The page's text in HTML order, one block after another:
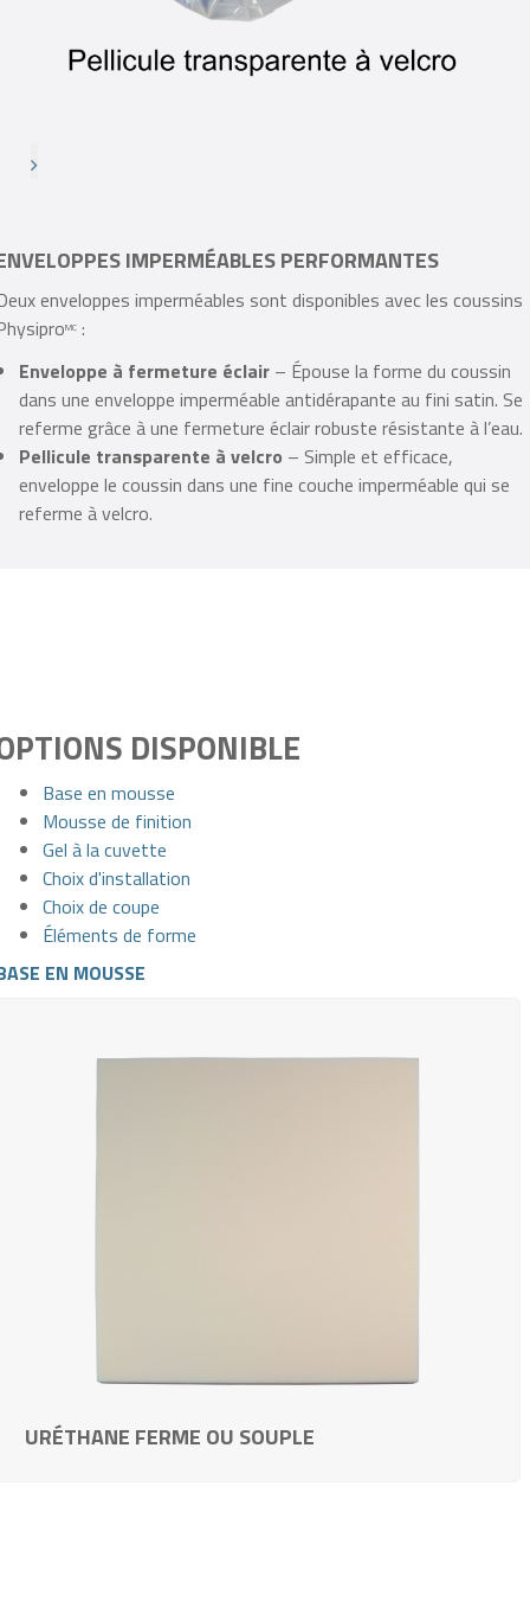
IMPERMÉABLES PERFORMANTES
enveloppes imperméables sont disponibles avec les coussins
Enveloppe à fermeture éclair – Épouse la forme du coussin
dans une enveloppe imperméable antidérapante au fini satin. Se
referme grâce à une fermeture éclair robuste résistante à l’eau.
Pellicule transparente à velcro
– Simple et efficace,
enveloppe le coussin dans une fine couche imperméable qui se
DISPONIBLE
Base en mousse
Mousse de finition
Gel à la cuvette
Choix d'installation
Choix de coupe
URÉTHANE FERME OU SOUPLE